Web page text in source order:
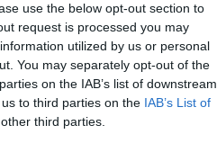
use the below opt-out section to
request is processed you may
utilized by us or personal
You may separately opt-out of the
on the IAB’s list of downstream
to third parties on the IAB’s List of
third parties.